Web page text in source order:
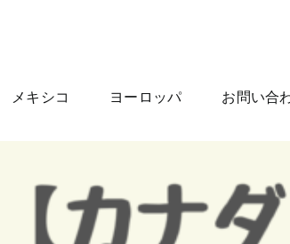
メキシコ ヨーロッパ お問い合